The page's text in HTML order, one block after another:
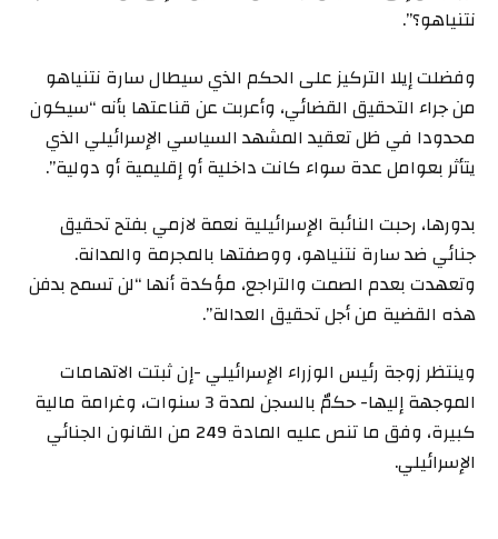
نتنياهو؟”.
وفضلت إيلا التركيز على الحكم الذي سيطال سارة نتنياهو
من جراء التحقيق القضائي، وأعربت عن قناعتها بأنه “سيكون
محدودا في ظل تعقيد المشهد السياسي الإسرائيلي الذي
يتأثر بعوامل عدة سواء كانت داخلية أو إقليمية أو دولية”.
بدورها، رحبت النائبة الإسرائيلية نعمة لازمي بفتح تحقيق
جنائي ضد سارة نتنياهو، ووصفتها بالمجرمة والمدانة.
وتعهدت بعدم الصمت والتراجع، مؤكدة أنها “لن تسمح بدفن
هذه القضية من أجل تحقيق العدالة”.
وينتظر زوجة رئيس الوزراء الإسرائيلي -إن ثبتت الاتهامات
الموجهة إليها- حكمٌ بالسجن لمدة 3 سنوات، وغرامة مالية
كبيرة، وفق ما تنص عليه المادة 249 من القانون الجنائي
الإسرائيلي.